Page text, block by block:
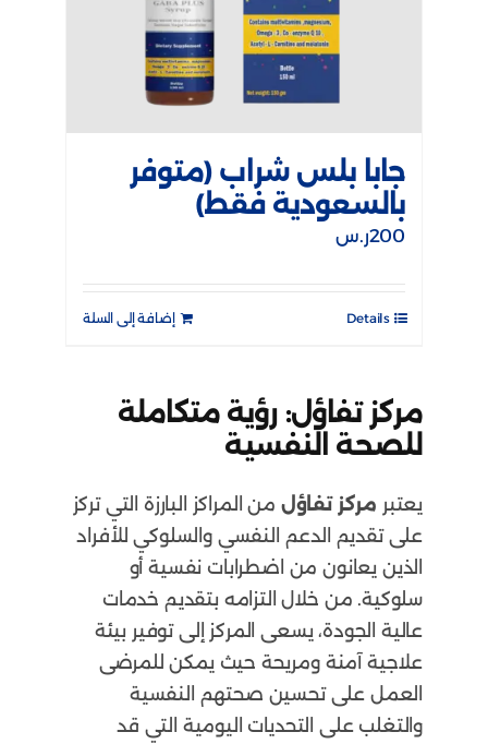
جابا بلس شراب (متوفر
بالسعودية فقط)
200ر.س
إضافة إلى السلة Details
مركز تفاؤل: رؤية متكاملة
للصحة النفسية
يعتبر مركز تفاؤل من المراكز البارزة التي تركز
على تقديم الدعم النفسي والسلوكي للأفراد
الذين يعانون من اضطرابات نفسية أو
سلوكية. من خلال التزامه بتقديم خدمات
عالية الجودة، يسعى المركز إلى توفير بيئة
علاجية آمنة ومريحة حيث يمكن للمرضى
العمل على تحسين صحتهم النفسية
والتغلب على التحديات اليومية التي قد